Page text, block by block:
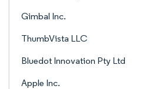
Gimbal Inc.
ThumbVista LLC
Bluedot Innovation Pty Ltd
Apple Inc.